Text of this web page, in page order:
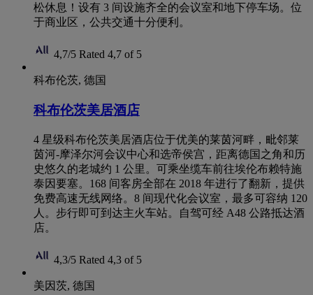
松休息！设有 3 间设施齐全的会议室和地下停车场。位
于商业区，公共交通十分便利。
4,7/5 Rated 4,7 of 5
科布伦茨, 德国
科布伦茨美居酒店
4 星级科布伦茨美居酒店位于优美的莱茵河畔，毗邻莱
茵河-摩泽尔河会议中心和选帝侯宫，距离德国之角和历
史悠久的老城约 1 公里。可乘坐缆车前往埃伦布赖特施
泰因要塞。168 间客房全部在 2018 年进行了翻新，提供
免费高速无线网络。8 间现代化会议室，最多可容纳 120
人。步行即可到达主火车站。自驾可经 A48 公路抵达酒
店。
4,3/5 Rated 4,3 of 5
美因茨, 德国